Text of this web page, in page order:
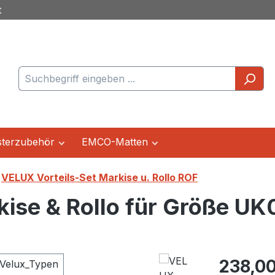
EMCO-Matten
VELUX Vorteils-Set Markise u. Rollo ROF
& Rollo für Größe
Regulärer